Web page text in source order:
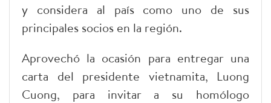
y considera al país como uno de sus
principales socios en la región.
Aprovechó la ocasión para entregar una
carta del presidente vietnamita, Luong
Cuong, para invitar a su homólogo